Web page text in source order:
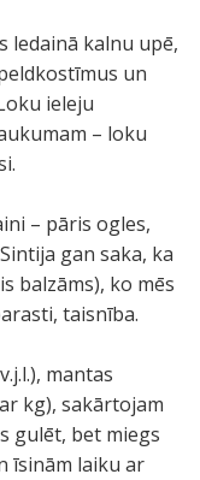
ledainā kalnu upē,
un
ieleju
– loku
– pāris ogles,
gan saka, ka
balzāms), ko mēs
taisnība.
mantas
kg), sakārtojam
gulēt, bet miegs
īsinām laiku ar